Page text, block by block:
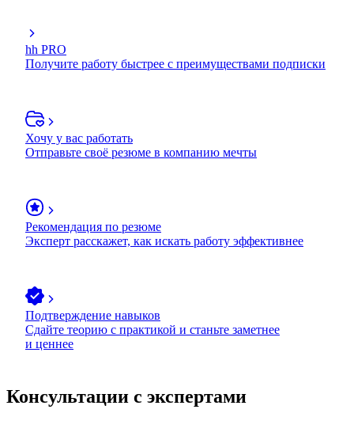
hh PRO
Получите работу быстрее с преимуществами подписки
Хочу у вас работать
Отправьте своё резюме в компанию мечты
Рекомендация по резюме
Эксперт расскажет, как искать работу эффективнее
Подтверждение навыков
Сдайте теорию с практикой и станьте заметнее
и ценнее
Консультации с экспертами